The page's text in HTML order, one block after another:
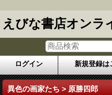
えびな書店オンラ
ログイン 新規登録は
異色の画家たち > 原勝四郎